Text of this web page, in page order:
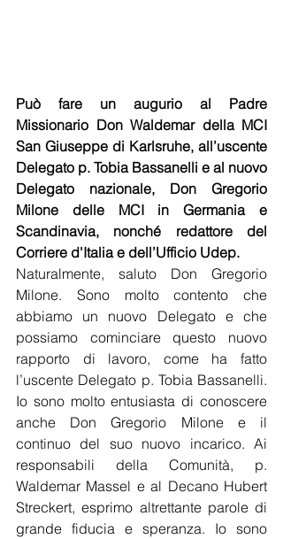
Può fare un augurio al Padre
Missionario Don Waldemar della MCI
San Giuseppe di Karlsruhe, all’uscente
Delegato p. Tobia Bassanelli e al nuovo
Delegato nazionale, Don Gregorio
Milone delle MCI in Germania e
Scandinavia, nonché redattore del
Corriere d'Italia e dell’Ufficio Udep.
Naturalmente, saluto Don Gregorio
Milone. Sono molto contento che
abbiamo un nuovo Delegato e che
possiamo cominciare questo nuovo
rapporto di lavoro, come ha fatto
l’uscente Delegato p. Tobia Bassanelli.
Io sono molto entusiasta di conoscere
anche Don Gregorio Milone e il
continuo del suo nuovo incarico. Ai
responsabili della Comunità, p.
Waldemar Massel e al Decano Hubert
Streckert, esprimo altrettante parole di
grande fiducia e speranza. Io sono